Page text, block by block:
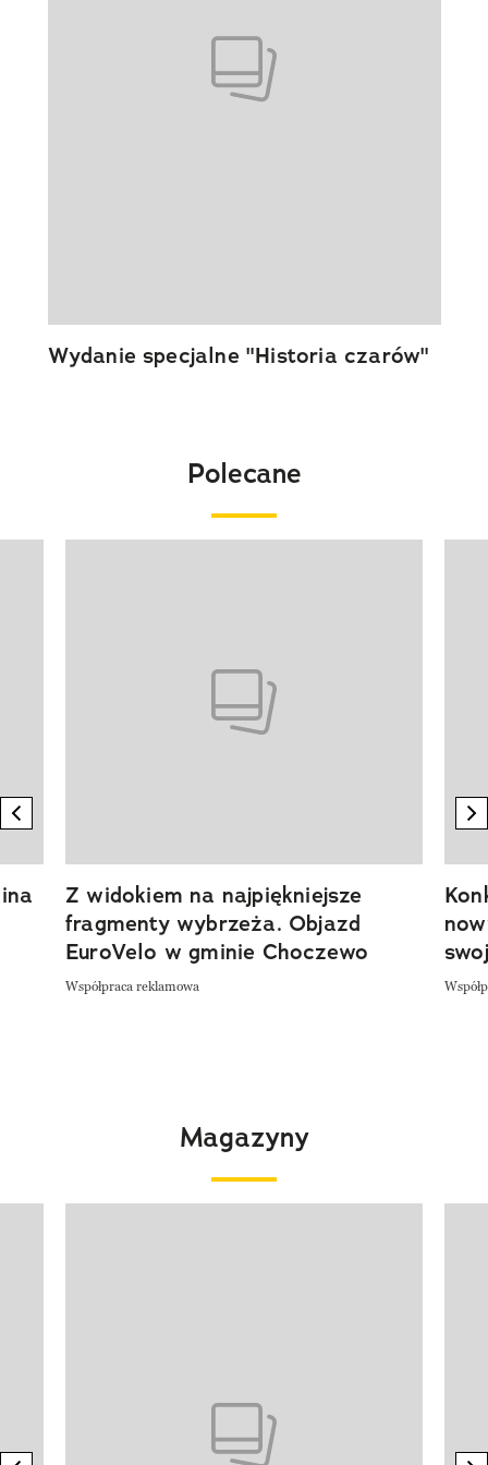
Wydanie specjalne "Historia czarów"
Polecane
previous element
Z widokiem na najpiękniejsze
fragmenty wybrzeża. Objazd
EuroVelo w gminie Choczewo
Współpraca reklamowa
Magazyny